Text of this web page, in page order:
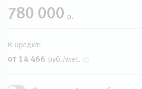
780 000 р.
В кредит:
от 14 466 руб./мес.